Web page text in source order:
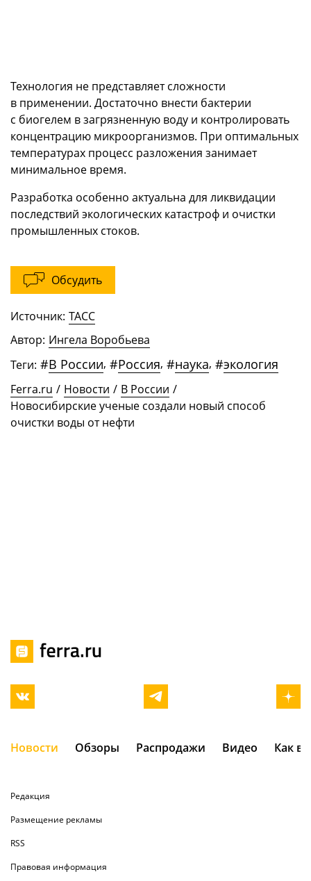
Технология не представляет сложности
в применении. Достаточно внести бактерии
с биогелем в загрязненную воду и контролировать
концентрацию микроорганизмов. При оптимальных
температурах процесс разложения занимает
минимальное время.
Разработка особенно актуальна для ликвидации
последствий экологических катастроф и очистки
промышленных стоков.
Обсудить
Источник: ТАСС
Автор: Ингела Воробьева
Теги: #В России, #Россия, #наука, #экология
Ferra.ru / Новости / В России /
Новосибирские ученые создали новый способ
очистки воды от нефти
Новости Обзоры Распродажи Видео Как
Редакция
Размещение рекламы
RSS
Правовая информация